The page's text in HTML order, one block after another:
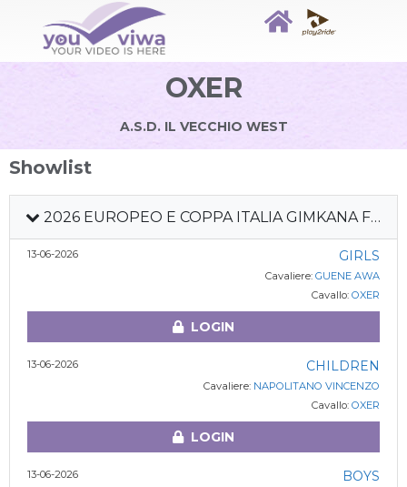
OXER
A.S.D. IL VECCHIO WEST
Showlist
2026 EUROPEO E COPPA ITALIA GIMKANA FITETREC
13-06-2026 GIRLS
Cavaliere: GUENE AWA
Cavallo: OXER
LOGIN
13-06-2026 CHILDREN
Cavaliere: NAPOLITANO VINCENZO
Cavallo: OXER
LOGIN
13-06-2026 BOYS